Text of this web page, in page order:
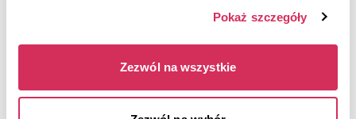
Pokaż szczegóły
Zezwól na wszystkie